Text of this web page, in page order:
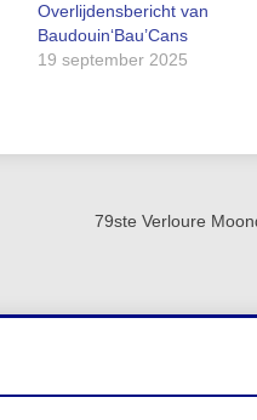
Overlijdensbericht van
Baudouin‘Bau’Cans
19 september 2025
79ste Verloure